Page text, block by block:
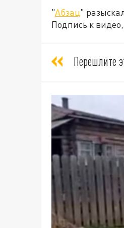
"Абзац"
Подпись к
Перешлите